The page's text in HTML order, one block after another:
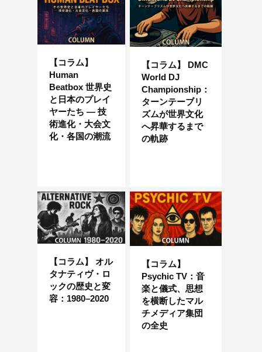
【コラム】
Human
Beatbox 世界史
と日本のプレイ
ヤーたち ― 技
術進化・大会文
化・各国の潮流
【コラム】 DMC
World DJ
Championship：
ターンテーブリ
ズムが世界文化
へ昇華するまで
の軌跡
【コラム】 オル
タナティヴ・ロ
ックの歴史と変
容：1980–2020
【コラム】
Psychic TV：音
楽と儀式、思想
を横断したマル
チメディア集団
の全史